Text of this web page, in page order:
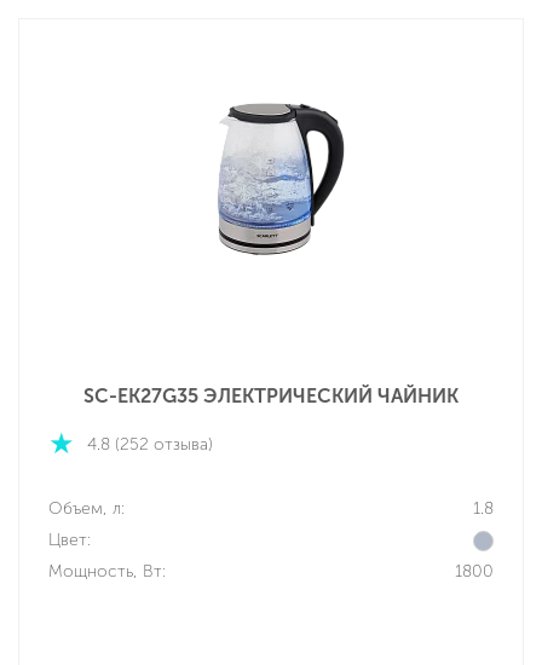
SC-EK27G35 ЭЛЕКТРИЧЕСКИЙ ЧАЙНИК
4.8 (252 отзыва)
Объем, л:
1.8
Цвет:
Мощность, Вт:
1800